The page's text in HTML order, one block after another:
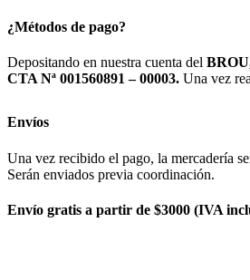
¿Métodos de pago?
Depositando en nuestra cuenta del
CTA Nª 001560891 – 00003. Una vez
Envíos
Una vez recibido el pago, la mercadería
Serán enviados previa coordinación.
Envío gratis a partir de $3000 (IVA